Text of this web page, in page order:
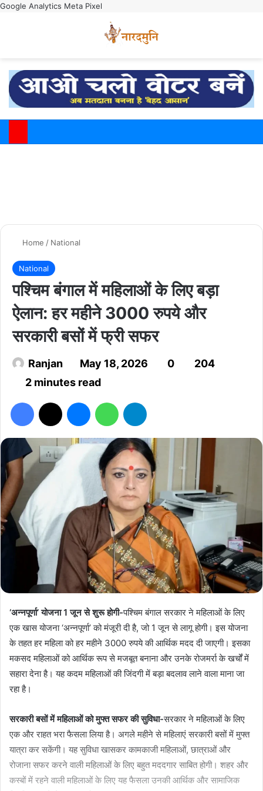
Google Analytics Meta Pixel
Home / National
National
पश्चिम बंगाल में महिलाओं के लिए बड़ा
ऐलान: हर महीने 3000 रुपये और
सरकारी बसों में फ्री सफर
Ranjan May 18, 2026 0
204
2 minutes read
‘अन्नपूर्णा’ योजना 1 जून से शुरू होगी-पश्चिम बंगाल सरकार ने महिलाओं के लिए
एक खास योजना ‘अन्नपूर्णा’ को मंजूरी दी है, जो 1 जून से लागू होगी। इस योजना
के तहत हर महिला को हर महीने 3000 रुपये की आर्थिक मदद दी जाएगी। इसका
मकसद महिलाओं को आर्थिक रूप से मजबूत बनाना और उनके रोजमर्रा के खर्चों में
सहारा देना है। यह कदम महिलाओं की जिंदगी में बड़ा बदलाव लाने वाला माना जा
रहा है।
सरकारी बसों में महिलाओं को मुफ्त सफर की सुविधा-सरकार ने महिलाओं के लिए
एक और राहत भरा फैसला लिया है। अगले महीने से महिलाएं सरकारी बसों में मुफ्त
यात्रा कर सकेंगी। यह सुविधा खासकर कामकाजी महिलाओं, छात्राओं और
रोजाना सफर करने वाली महिलाओं के लिए बहुत मददगार साबित होगी। शहर और
कस्बों में रहने वाली महिलाओं के लिए यह फैसला उनकी आर्थिक और सामाजिक